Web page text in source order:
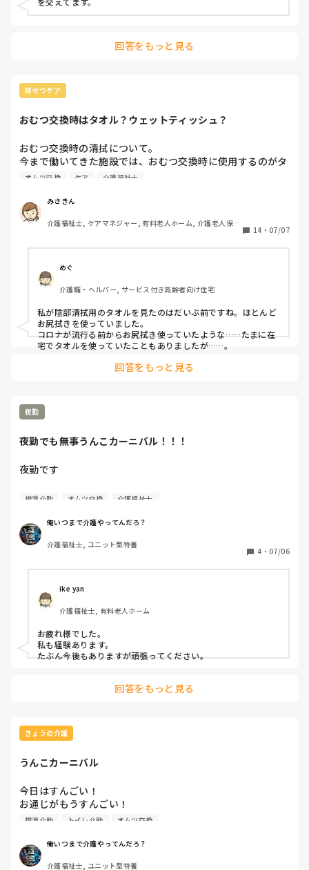
可能性も考えていますが、それ以外にも有効な対策や工夫が
ありましたら、ぜひ教えていただけると幸いです。よろしく
回答をもっと見る
排せつケア
おむつ交換時はタオル？ウェットティッシュ？
おむつ交換時の清拭について。
今まで働いてきた施設では、おむつ交換時に使用するのがタ
オルか使い捨てのウェットティッシュでした。今の時代ウェ
タオル→ウェットティッシュに交換した施設もあります。
(タオルの場合は消毒し使い回していました。)
オムツ交換 ケア 介護福祉士
みさきん
介護福祉士, ケアマネジャー, 有料老人ホーム, 介護老人保健
14 ・ 07/07
めぐ
介護職・ヘルパー, サービス付き高齢者向け住宅
私が陰部清拭用のタオルを見たのはだいぶ前ですね。ほとんど
お尻拭きを使っていました。
コロナが流行る前からお尻拭き使っていたような……たまに在
宅でタオルを使っていたこともありましたが……。
回答をもっと見る
夜勤
夜勤でも無事うんこカーニバル！！！
夜勤です
一昨日の遅番でうんこカーニバル
連日うんこカーニバルとか
もう！！ほんとに！！介護士くそだわ
残り3時間半
ラストスパートだな
ちなみにうんこは漏れてた2人
全更衣と下衣更衣だったけど
それを手洗いしながら、やっと終わった時間かかったーあー
くそ！ってなる
ハイター付けたから1時間後洗濯だな
排泄介助 オムツ交換 介護福祉士
俺いつまで介護やってんだろ？
介護福祉士, ユニット型特養
4 ・ 07/06
ike yan
介護福祉士, 有料老人ホーム
お疲れ様でした。
私も経験あります。
たぶん今後もありますが頑張ってください。
回答をもっと見る
きょうの介護
うんこカーニバル
今日はすんごい！
お通じがもうすんごい！
ユニット10人中、6人うんこ
もはやうんこカーニバル
日中ずっとうんこ
排泄介助 トイレ介助 オムツ交換
俺いつまで介護やってんだろ？
介護福祉士, ユニット型特養